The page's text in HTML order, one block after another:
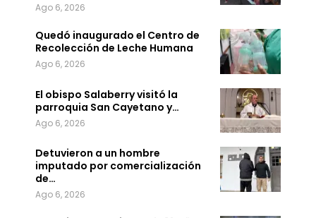
Ago 6, 2026
Quedó inaugurado el Centro de
Recolección de Leche Humana
Ago 6, 2026
El obispo Salaberry visitó la
parroquia San Cayetano y…
Ago 6, 2026
Detuvieron a un hombre
imputado por comercialización
de…
Ago 6, 2026